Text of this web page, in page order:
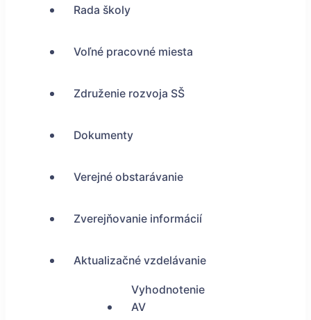
Rada školy
Voľné pracovné miesta
Združenie rozvoja SŠ
Dokumenty
Verejné obstarávanie
Zverejňovanie informácií
Aktualizačné vzdelávanie
Vyhodnotenie
AV